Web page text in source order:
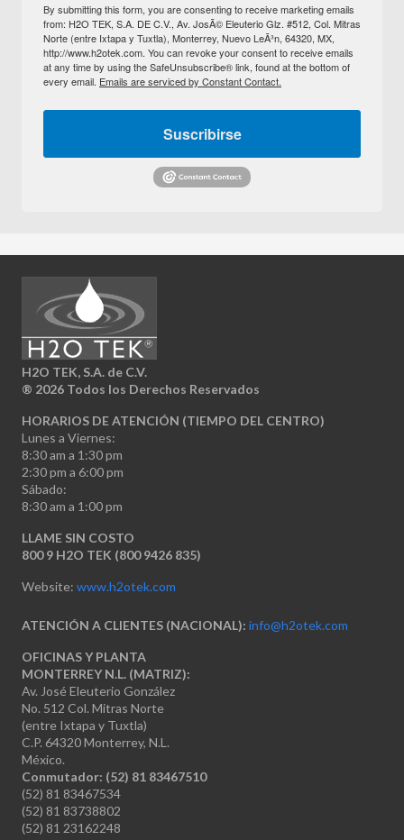
By submitting this form, you are consenting to receive marketing emails
from: H2O TEK, S.A. DE C.V., Av. JosÃ© Eleuterio Glz. #512, Col. Mitras
Norte (entre Ixtapa y Tuxtla), Monterrey, Nuevo LeÃ³n, 64320, MX,
http://www.h2otek.com. You can revoke your consent to receive emails
at any time by using the SafeUnsubscribe® link, found at the bottom of
every email. Emails are serviced by Constant Contact.
Suscribirse
H2O TEK, S.A. de C.V.
® 2026 Todos los Derechos Reservados
HORARIOS DE ATENCIÓN (TIEMPO DEL CENTRO)
Lunes a Viernes:
8:30 am a 1:30 pm
2:30 pm a 6:00 pm
Sábado:
8:30 am a 1:00 pm
LLAME SIN COSTO
800 9 H2O TEK (800 9426 835)
Website: www.h2otek.com
ATENCIÓN A CLIENTES (NACIONAL): info@h2otek.com
OFICINAS Y PLANTA
MONTERREY N.L. (MATRIZ):
Av. José Eleuterio González
No. 512 Col. Mitras Norte
(entre Ixtapa y Tuxtla)
C.P. 64320 Monterrey, N.L.
México.
Conmutador: (52) 81 83467510
(52) 81 83467534
(52) 81 83738802
(52) 81 23162248